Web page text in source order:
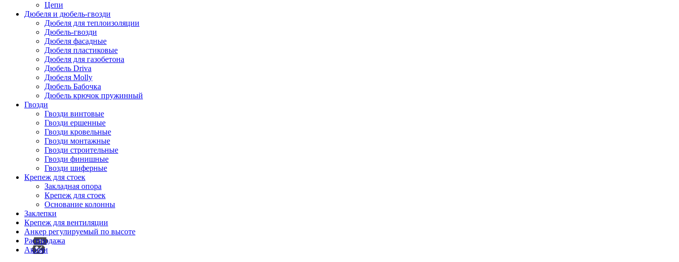
Цепи
Дюбеля и дюбель-гвозди
Дюбеля для теплоизоляции
Дюбель-гвозди
Дюбеля фасадные
Дюбеля пластиковые
Дюбеля для газобетона
Дюбель Driva
Дюбеля Molly
Дюбель Бабочка
Дюбель крючок пружинный
Гвозди
Гвозди винтовые
Гвозди ершенные
Гвозди кровельные
Гвозди монтажные
Гвозди строительные
Гвозди финишные
Гвозди шиферные
Крепеж для стоек
Закладная опора
Крепеж для стоек
Основание колонны
Заклепки
Крепеж для вентиляции
Анкер регулируемый по высоте
Распродажа
Акции